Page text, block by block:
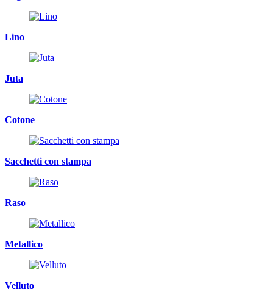
Lino
Juta
Cotone
Sacchetti con stampa
Raso
Metallico
Velluto